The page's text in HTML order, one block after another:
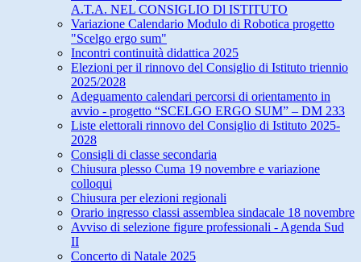
A.T.A. NEL CONSIGLIO Dl ISTITUTO
Variazione Calendario Modulo di Robotica progetto
"Scelgo ergo sum"
Incontri continuità didattica 2025
Elezioni per il rinnovo del Consiglio di Istituto triennio
2025/2028
Adeguamento calendari percorsi di orientamento in
avvio - progetto “SCELGO ERGO SUM” – DM 233
Liste elettorali rinnovo del Consiglio di Istituto 2025-
2028
Consigli di classe secondaria
Chiusura plesso Cuma 19 novembre e variazione
colloqui
Chiusura per elezioni regionali
Orario ingresso classi assemblea sindacale 18 novembre
Avviso di selezione figure professionali - Agenda Sud
II
Concerto di Natale 2025